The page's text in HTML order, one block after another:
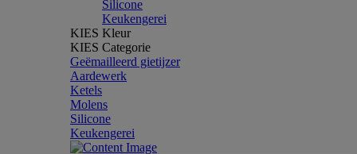
Silicone
Keukengerei
KIES Kleur
KIES Categorie
Geëmailleerd gietijzer
Aardewerk
Ketels
Molens
Silicone
Keukengerei